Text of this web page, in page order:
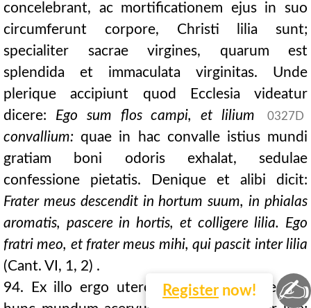
Register now!
concelebrant, ac mortificationem ejus in suo
circumferunt corpore, Christi lilia sunt;
specialiter sacrae virgines, quarum est
splendida et immaculata virginitas. Unde
plerique accipiunt quod Ecclesia videatur
dicere: Ego sum flos campi, et lilium 0327D
convallium: quae in hac convalle istius mundi
gratiam boni odoris exhalat, sedulae
confessione pietatis. Denique et alibi dicit:
Frater meus descendit in hortum suum, in phialas
aromatis, pascere in hortis, et colligere lilia. Ego
fratri meo, et frater meus mihi, qui pascit inter lilia
(Cant. VI, 1, 2) .
94. Ex illo ergo utero Mariae diffusus est in
✍